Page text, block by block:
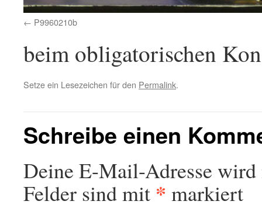
P9960210b
beim obligatorischen
Setze ein Lesezeichen für den Permalink.
Schreibe einen
Deine E-Mail-Adresse
Felder sind mit * markiert